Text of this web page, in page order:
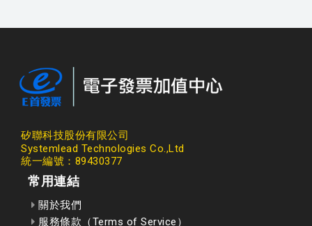
矽聯科技股份有限公司
Systemlead Technologies Co.,Ltd
統一編號：89430377
常用連結
關於我們
服務條款（Terms of Service）